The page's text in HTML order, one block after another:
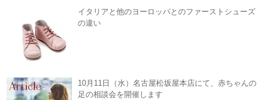
イタリアと他のヨーロッパとのファーストシューズ
の違い
10月11日（水）名古屋松坂屋本店にて、赤ちゃんの
足の相談会を開催します